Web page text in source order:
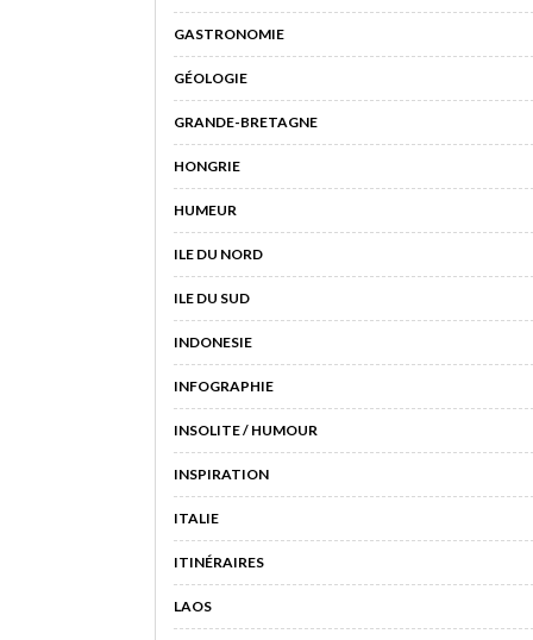
GASTRONOMIE
GÉOLOGIE
GRANDE-BRETAGNE
HONGRIE
HUMEUR
ILE DU NORD
ILE DU SUD
INDONESIE
INFOGRAPHIE
INSOLITE / HUMOUR
INSPIRATION
ITALIE
ITINÉRAIRES
LAOS